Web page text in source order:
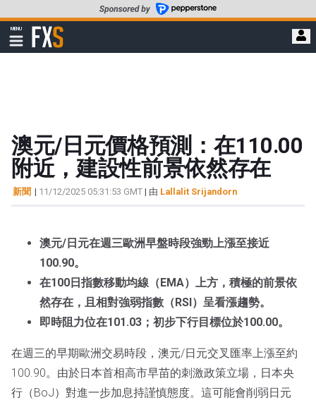
至
要
MENU
顯
示
FXStreet
澳元/日元價格預測：在110.00
附近，建設性前景依然存在
新聞 | 11/12/2025 05:31:53 GMT | 由 Lallalit Srijandorn
澳元/日元在週三歐洲早盤時段強勁上漲至接近
100.90。
在100日指數移動均線（EMA）上方，積極的前景依
然存在，且相對強弱指數（RSI）呈看漲趨勢。
即時阻力位在101.03；初步下行目標位於100.00。
在週三的早期歐洲交易時段，澳元/日元交叉匯率上漲至約
100.90。由於日本首相高市早苗的刺激政策立場，日本央
行（BoJ）對進一步加息持謹慎態度。這可能會削弱日元